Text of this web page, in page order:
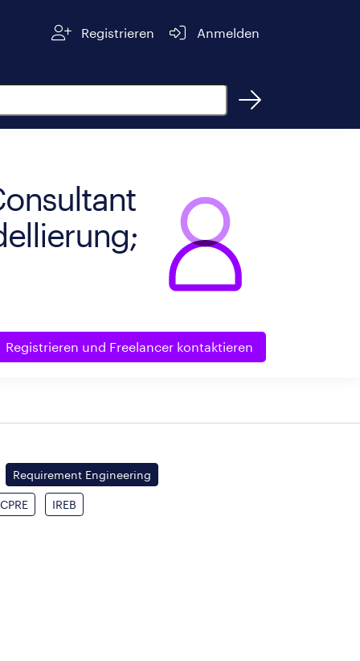
Registrieren Anmelden
Registrieren und Freelancer kontaktieren
Requirement Engineering
CPRE IREB